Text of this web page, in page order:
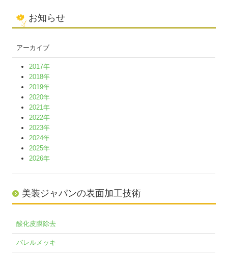
お知らせ
アーカイブ
2017年
2018年
2019年
2020年
2021年
2022年
2023年
2024年
2025年
2026年
美装ジャパンの表面加工技術
酸化皮膜除去
バレルメッキ